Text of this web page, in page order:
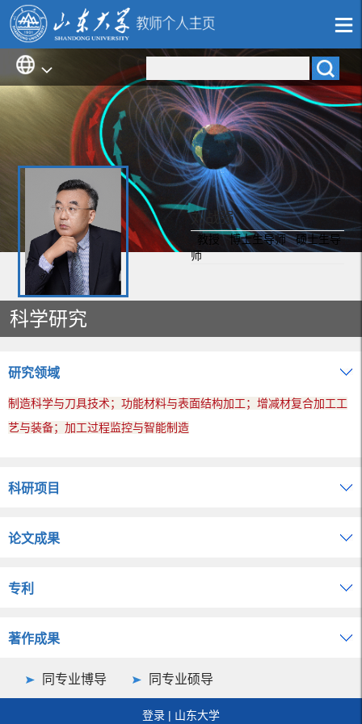
刘战强
教授 博士生导师 硕士生导
师
科学研究
研究领域
制造科学与刀具技术；功能材料与表面结构加工；增减材复合加工工
艺与装备；加工过程监控与智能制造
科研项目
论文成果
专利
著作成果
同专业博导 同专业硕导
登录 | 山东大学